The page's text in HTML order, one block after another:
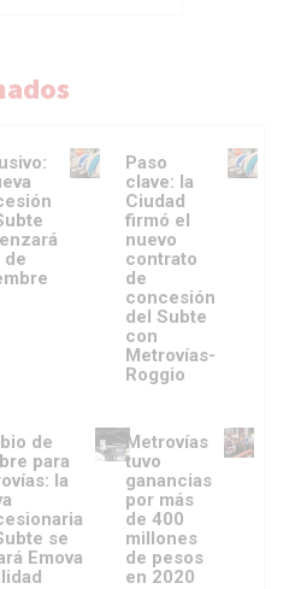
de
Paso
clave: la
Ciudad
firmó el
nuevo
contrato
de
concesión
del Subte
con
Metrovías-
Roggio
de
para
la
se
Emova
Metrovías
tuvo
ganancias
por más
de 400
millones
de pesos
en 2020